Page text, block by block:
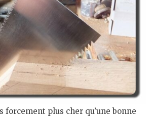
forcement plus cher qu’une bonne